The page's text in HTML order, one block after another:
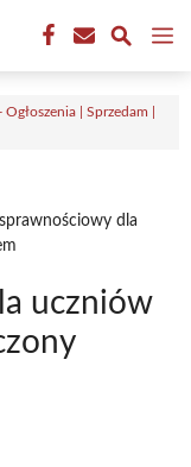
Ogłoszenia | Sprzedam |
sprawnościowy dla
uczniów